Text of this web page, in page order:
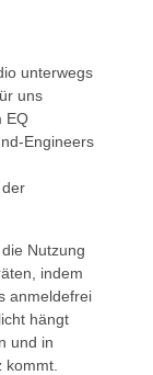
unterwegs
uns
EQ
Engineers
Nutzung
indem
anmeldefrei
hängt
und in